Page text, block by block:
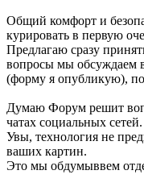
Общий комфорт и
курировать в первую
Предлагаю сразу
вопросы мы обсуждаем
(форму я опубликую),
Думаю Форум решит
чатах социальных сетей.
Увы, технология не
ваших картин.
Это мы обдумыввем